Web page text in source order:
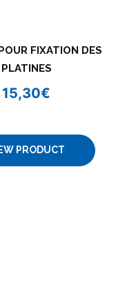
FIXATION DES
PLATINES
15,30€
PRODUCT